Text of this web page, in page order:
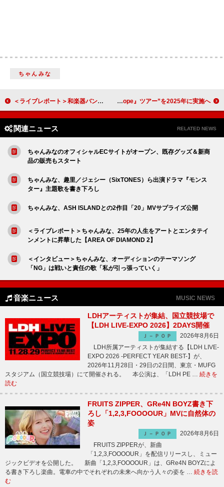
ちゃんみな
＜ライブレポート＞和楽器バンドが届けた“ありったけの感謝の思い” 再会の約束を胸に和洋折衷のステージで観客を圧倒 マカロニえんぴつ、2020年に開催中止となった“アルバム『hope』ツアー”を2025年に実施へ
関連ニュース RELATED NEWS
ちゃんみなのオフィシャルECサイトがオープン、既存グッズ＆新商
品の販売もスタート
ちゃんみな、趣里／ジェシー（SixTONES）ら出演ドラマ『モンス
ター』主題歌を書き下ろし
ちゃんみな、ASH ISLANDとの2作目「20」MVサプライズ公開
＜ライブレポート＞ちゃんみな、25年の人生をアートとエンタテイ
ンメントに昇華した【AREA OF DIAMOND 2】
＜インタビュー＞ちゃんみな、オーディションのテーマソング
「NG」は戦いと責任の歌「私が引っ張っていく」
音楽ニュース MUSIC NEWS
LDHアーティストが集結、国立競技場で
【LDH LIVE-EXPO 2026】2DAYS開催
Ｊ－ＰＯＰ
2026年8月6日
LDH所属アーティストが集結する【LDH LIVE-
EXPO 2026 -PERFECT YEAR BEST-】が、
2026年11月28日・29日の2日間、東京・MUFG
スタジアム（国立競技場）にて開催される。 本公演は、「LDH PE … 続きを
読む
FRUITS ZIPPER、GRe4N BOYZ書き下
ろし「1,2,3,FOOOOUR」MVに自然体の
姿
Ｊ－ＰＯＰ
2026年8月6日
FRUITS ZIPPERが、新曲
「1,2,3,FOOOOUR」を配信リリースし、ミュー
ジックビデオを公開した。 新曲「1,2,3,FOOOOUR」は、GRe4N BOYZによ
る書き下ろし楽曲。電車の中でそれぞれの未来へ向かう人々の姿を … 続きを読
む